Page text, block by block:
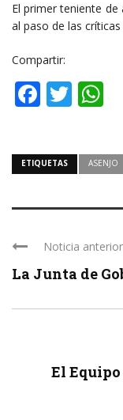
El primer teniente
al paso de las
Compartir:
ETIQUETAS ASENJO
Noticia anterior
La Junta de
El Equipo